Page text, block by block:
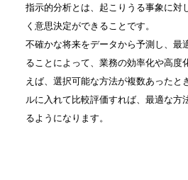
指示的分析とは、起こりうる事象に対
く意思決定ができることです。
不確かな将来をデータから予測し、最
ることによって、業務の効率化や高度
えば、選択可能な方法が複数あったと
ルに入れて比較評価すれば、最適な方
るようになります。